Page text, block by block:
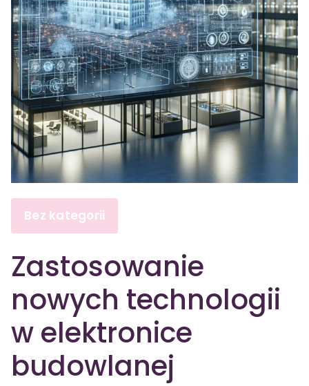
Bez kategorii
Zastosowanie
nowych technologii
w elektronice
budowlanej